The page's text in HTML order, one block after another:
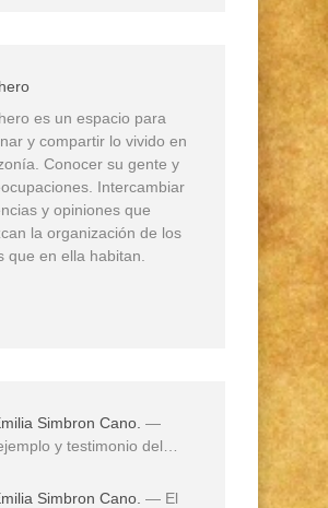
es un espacio para
y compartir lo vivido en
Conocer su gente y
Intercambiar
y opiniones que
la organización de los
que en ella habitan.
Simbron Cano. —
y testimonio del
Simbron Cano. — El